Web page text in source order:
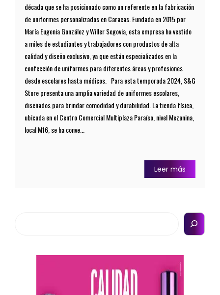
década que se ha posicionado como un referente en la fabricación
de uniformes personalizados en Caracas. Fundada en 2015 por
María Eugenia González y Willer Segovia, esta empresa ha vestido
a miles de estudiantes y trabajadores con productos de alta
calidad y diseño exclusivo, ya que están especializados en la
confección de uniformes para diferentes áreas y profesiones
desde escolares hasta médicos. Para esta temporada 2024, S&G
Store presenta una amplia variedad de uniformes escolares,
diseñados para brindar comodidad y durabilidad. La tienda física,
ubicada en el Centro Comercial Multiplaza Paraíso, nivel Mezanina,
local M16, se ha conve...
Leer más